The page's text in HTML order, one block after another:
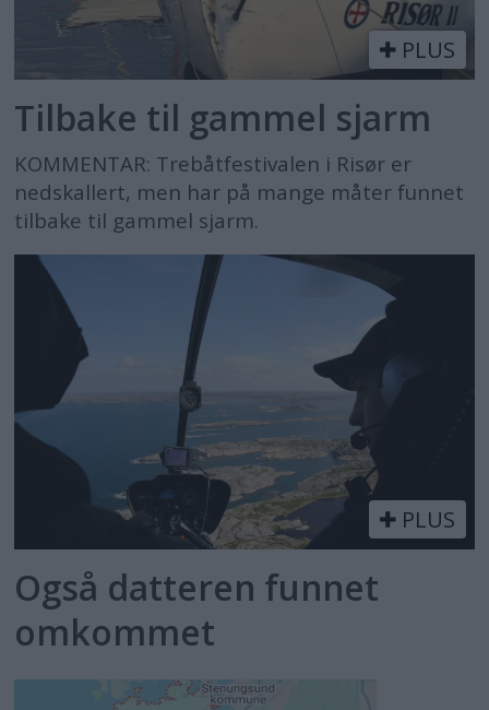
PLUS
Tilbake til gammel sjarm
KOMMENTAR: Trebåtfestivalen i Risør er
nedskallert, men har på mange måter funnet
tilbake til gammel sjarm.
PLUS
Også datteren funnet
omkommet